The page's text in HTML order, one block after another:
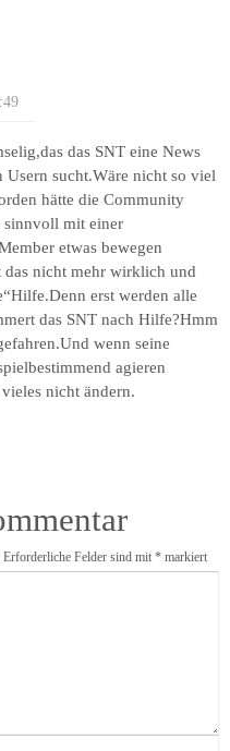
das SNT eine News
sucht.Wäre nicht so viel
hätte die Community
sinnvoll mit einer
etwas bewegen
das nicht mehr wirklich und
erst werden alle
das SNT nach Hilfe?Hmm
wenn seine
agieren
nicht ändern.
Erforderliche Felder sind mit * markiert